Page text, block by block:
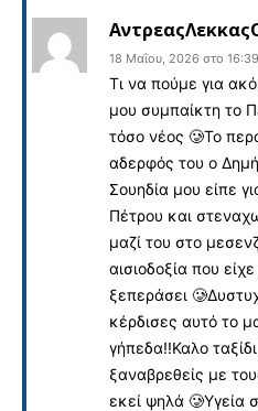
18 Μαΐου, 2026 στο 16:39
Τι να πούμε για
μου συμπαίκτη το
τόσο νέος 🥲Το
αδερφός του ο
Σουηδία μου είπε
Πέτρου και
μαζί του στο
αισιοδοξία που
ξεπεράσει
κέρδισες αυτό το
γήπεδα!!Καλο
ξαναβρεθείς με
εκεί ψηλά 🥲Υγεία